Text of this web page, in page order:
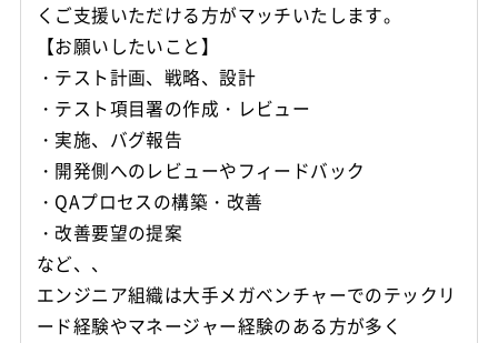
くご支援いただける方がマッチいたします。
【お願いしたいこと】
・テスト計画、戦略、設計
・テスト項目署の作成・レビュー
・実施、バグ報告
・開発側へのレビューやフィードバック
・QAプロセスの構築・改善
・改善要望の提案
など、、
エンジニア組織は大手メガベンチャーでのテックリ
ード経験やマネージャー経験のある方が多く